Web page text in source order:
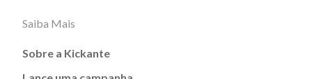
Saiba Mais
Sobre a Kickante